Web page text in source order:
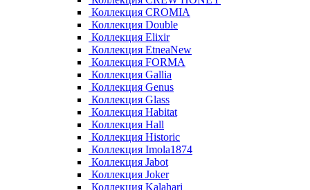
Коллекция CROMIA
Коллекция Double
Коллекция Elixir
Коллекция EtneaNew
Коллекция FORMA
Коллекция Gallia
Коллекция Genus
Коллекция Glass
Коллекция Habitat
Коллекция Hall
Коллекция Historic
Коллекция Imola1874
Коллекция Jabot
Коллекция Joker
Коллекция Kalahari